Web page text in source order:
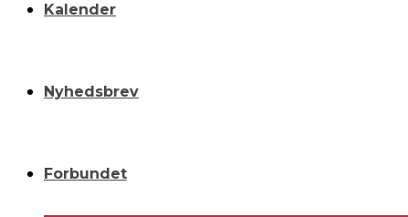
Kalender
Nyhedsbrev
Forbundet